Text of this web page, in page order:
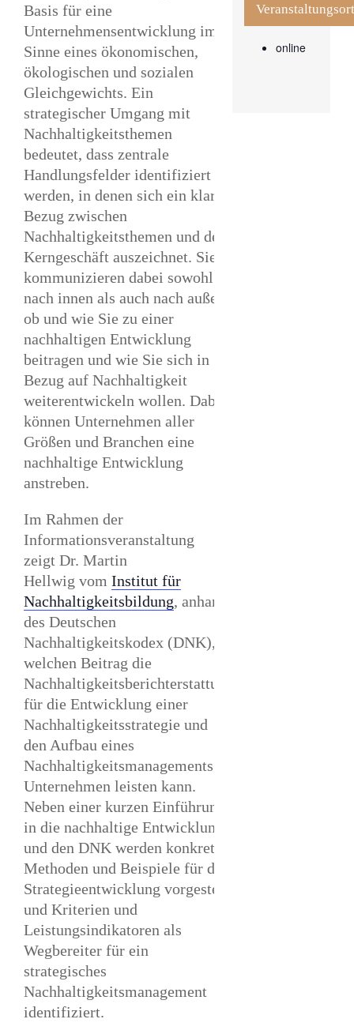
Basis für eine
Unternehmensentwicklung im
Sinne eines ökonomischen,
ökologischen und sozialen
Gleichgewichts. Ein
strategischer Umgang mit
Nachhaltigkeitsthemen
bedeutet, dass zentrale
Handlungsfelder identifiziert
werden, in denen sich ein klarer
Bezug zwischen
Nachhaltigkeitsthemen und dem
Kerngeschäft auszeichnet. Sie
kommunizieren dabei sowohl
nach innen als auch nach außen,
ob und wie Sie zu einer
nachhaltigen Entwicklung
beitragen und wie Sie sich in
Bezug auf Nachhaltigkeit
weiterentwickeln wollen. Dabei
können Unternehmen aller
Größen und Branchen eine
nachhaltige Entwicklung
anstreben.
Im Rahmen der
Informationsveranstaltung
zeigt Dr. Martin
Hellwig vom Institut für
Nachhaltigkeitsbildung, anhand
des Deutschen
Nachhaltigkeitskodex (DNK),
welchen Beitrag die
Nachhaltigkeitsberichterstattung
für die Entwicklung einer
Nachhaltigkeitsstrategie und
den Aufbau eines
Nachhaltigkeitsmanagements in
Unternehmen leisten kann.
Neben einer kurzen Einführung
in die nachhaltige Entwicklung
und den DNK werden konkrete
Methoden und Beispiele für die
Strategieentwicklung vorgestellt
und Kriterien und
Leistungsindikatoren als
Wegbereiter für ein
strategisches
Nachhaltigkeitsmanagement
identifiziert.
online